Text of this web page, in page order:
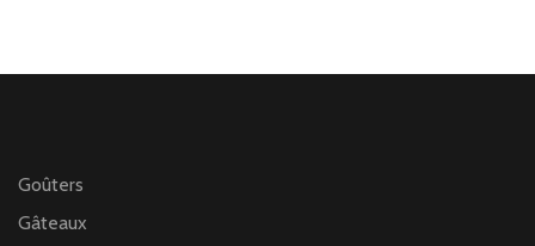
Goûters
Gâteaux